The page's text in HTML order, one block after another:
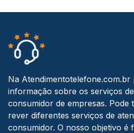
Na
informação sobre os serviços
consumidor de empresas. Pode
rever diferentes serviços de
consumidor. O nosso objetivo é